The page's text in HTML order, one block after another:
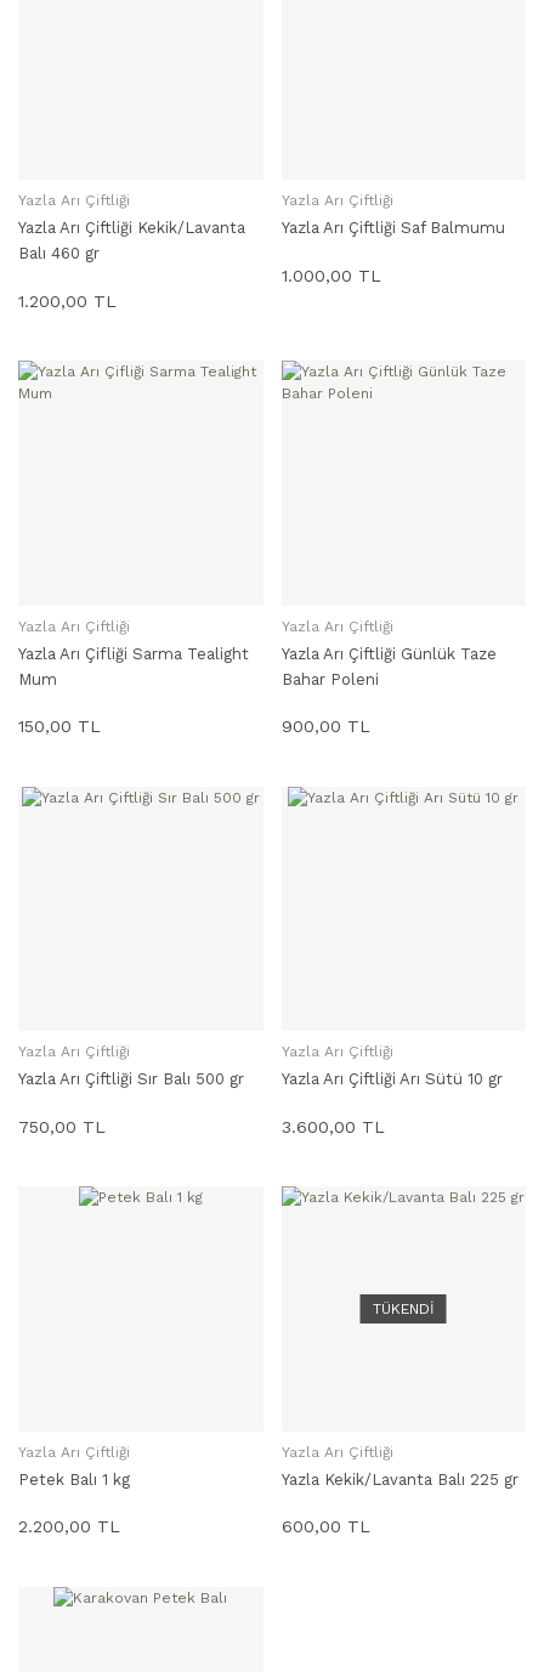
SEPETE EKLE
Yazla Arı Çiftliği
Yazla Arı Çiftliği Kekik/Lavanta
Balı 460 gr
1.200,00 TL
SEPETE EKLE
Yazla Arı Çiftliği
Yazla Arı Çiftliği Saf Balmumu
1.000,00 TL
SEPETE EKLE
Yazla Arı Çiftliği
Yazla Arı Çifliği Sarma Tealight
Mum
150,00 TL
SEPETE EKLE
Yazla Arı Çiftliği
Yazla Arı Çiftliği Günlük Taze
Bahar Poleni
900,00 TL
SEPETE EKLE
Yazla Arı Çiftliği
Yazla Arı Çiftliği Sır Balı 500 gr
750,00 TL
SEPETE EKLE
Yazla Arı Çiftliği
Yazla Arı Çiftliği Arı Sütü 10 gr
3.600,00 TL
SEPETE EKLE
Yazla Arı Çiftliği
Petek Balı 1 kg
2.200,00 TL
TÜKENDİ
STOKTA YOK
Yazla Arı Çiftliği
Yazla Kekik/Lavanta Balı 225 gr
600,00 TL